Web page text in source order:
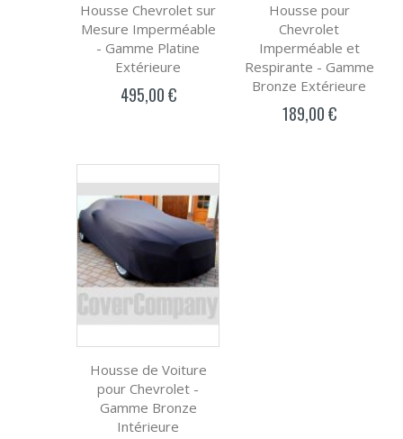
Housse Chevrolet sur
Mesure Imperméable
- Gamme Platine
Extérieure
495,00 €
Housse pour
Chevrolet
Imperméable et
Respirante - Gamme
Bronze Extérieure
189,00 €
Housse de Voiture
pour Chevrolet -
Gamme Bronze
Intérieure